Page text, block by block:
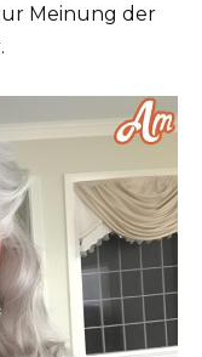
Meinung der